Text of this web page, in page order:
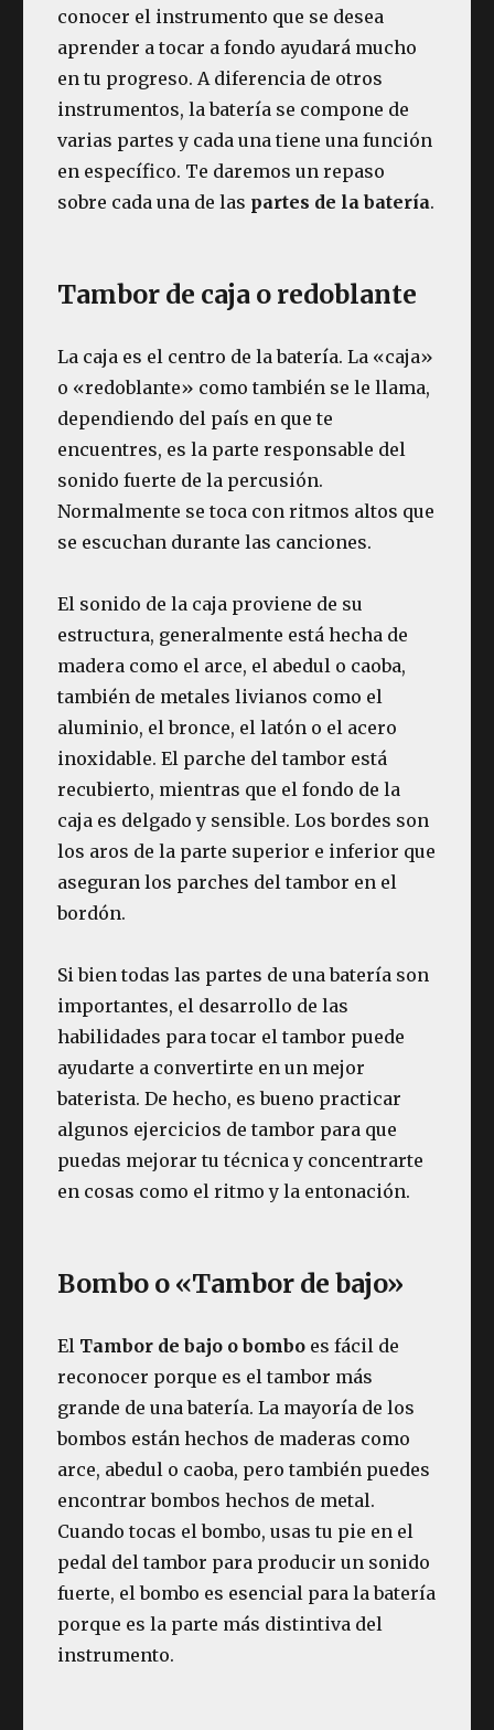
conocer el instrumento que se desea
aprender a tocar a fondo ayudará mucho
en tu progreso. A diferencia de otros
instrumentos, la batería se compone de
varias partes y cada una tiene una función
en específico. Te daremos un repaso
sobre cada una de las partes de la batería.
Tambor de caja o redoblante
La caja es el centro de la batería. La «caja»
o «redoblante» como también se le llama,
dependiendo del país en que te
encuentres, es la parte responsable del
sonido fuerte de la percusión.
Normalmente se toca con ritmos altos que
se escuchan durante las canciones.
El sonido de la caja proviene de su
estructura, generalmente está hecha de
madera como el arce, el abedul o caoba,
también de metales livianos como el
aluminio, el bronce, el latón o el acero
inoxidable. El parche del tambor está
recubierto, mientras que el fondo de la
caja es delgado y sensible. Los bordes son
los aros de la parte superior e inferior que
aseguran los parches del tambor en el
bordón.
Si bien todas las partes de una batería son
importantes, el desarrollo de las
habilidades para tocar el tambor puede
ayudarte a convertirte en un mejor
baterista. De hecho, es bueno practicar
algunos ejercicios de tambor para que
puedas mejorar tu técnica y concentrarte
en cosas como el ritmo y la entonación.
Bombo o «Tambor de bajo»
El Tambor de bajo o bombo es fácil de
reconocer porque es el tambor más
grande de una batería. La mayoría de los
bombos están hechos de maderas como
arce, abedul o caoba, pero también puedes
encontrar bombos hechos de metal.
Cuando tocas el bombo, usas tu pie en el
pedal del tambor para producir un sonido
fuerte, el bombo es esencial para la batería
porque es la parte más distintiva del
instrumento.